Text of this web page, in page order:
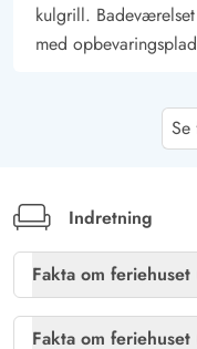
kulgrill.
med
kan nydes - især den
er nødt til at
nogensinde har lejet
har prøvet
Se
Indretning
Fakta om feriehuset
Brændeovn
Fakta om feriehuset